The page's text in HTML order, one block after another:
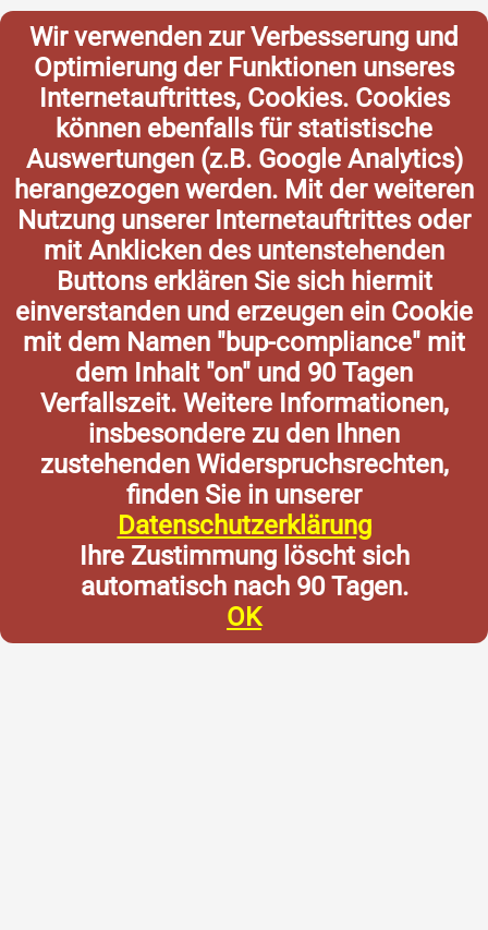
Wir verwenden zur Verbesserung und
Optimierung der Funktionen unseres
Internetauftrittes, Cookies. Cookies
können ebenfalls für statistische
Auswertungen (z.B. Google Analytics)
herangezogen werden. Mit der weiteren
Nutzung unserer Internetauftrittes oder
mit Anklicken des untenstehenden
Buttons erklären Sie sich hiermit
einverstanden und erzeugen ein Cookie
mit dem Namen "bup-compliance" mit
dem Inhalt "on" und 90 Tagen
Verfallszeit. Weitere Informationen,
insbesondere zu den Ihnen
zustehenden Widerspruchsrechten,
finden Sie in unserer
Datenschutzerklärung
Ihre Zustimmung löscht sich
automatisch nach 90 Tagen.
OK